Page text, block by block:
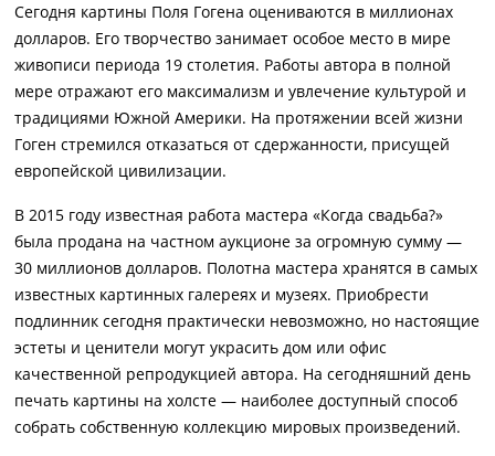
Сегодня картины Поля Гогена оцениваются в миллионах
долларов. Его творчество занимает особое место в мире
живописи периода 19 столетия. Работы автора в полной
мере отражают его максимализм и увлечение культурой и
традициями Южной Америки. На протяжении всей жизни
Гоген стремился отказаться от сдержанности, присущей
европейской цивилизации.
В 2015 году известная работа мастера «Когда свадьба?»
была продана на частном аукционе за огромную сумму —
30 миллионов долларов. Полотна мастера хранятся в самых
известных картинных галереях и музеях. Приобрести
подлинник сегодня практически невозможно, но настоящие
эстеты и ценители могут украсить дом или офис
качественной репродукцией автора. На сегодняшний день
печать картины на холсте — наиболее доступный способ
собрать собственную коллекцию мировых произведений.